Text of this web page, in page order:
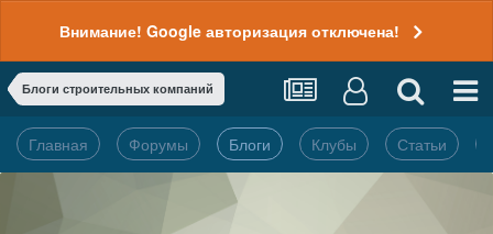
Внимание! Google авторизация отключена!
Блоги строительных компаний
Главная Форумы Блоги Клубы Статьи